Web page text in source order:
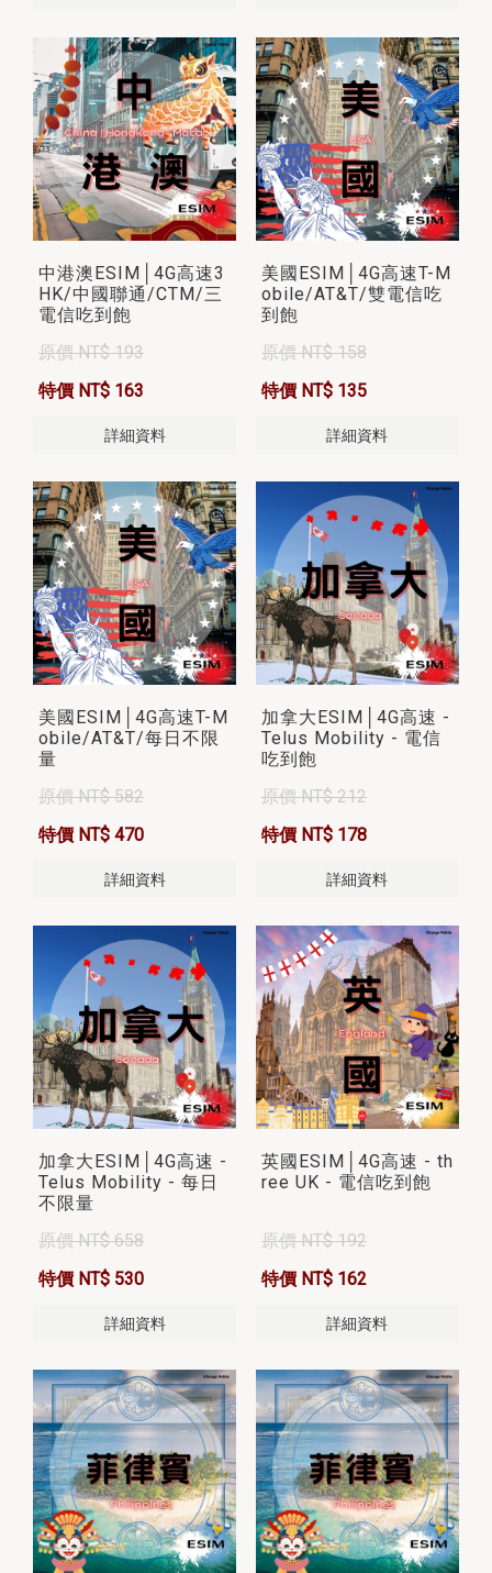
中港澳ESIM│4G高速3
HK/中國聯通/CTM/三
電信吃到飽
原價 NT$ 193
特價 NT$ 163
詳細資料
美國ESIM│4G高速T-M
obile/AT&T/雙電信吃
到飽
原價 NT$ 158
特價 NT$ 135
詳細資料
美國ESIM│4G高速T-M
obile/AT&T/每日不限
量
原價 NT$ 582
特價 NT$ 470
詳細資料
加拿大ESIM│4G高速 -
Telus Mobility - 電信
吃到飽
原價 NT$ 212
特價 NT$ 178
詳細資料
加拿大ESIM│4G高速 -
Telus Mobility - 每日
不限量
原價 NT$ 658
特價 NT$ 530
詳細資料
英國ESIM│4G高速 - th
ree UK - 電信吃到飽
原價 NT$ 192
特價 NT$ 162
詳細資料